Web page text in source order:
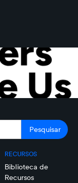
RECURSOS
Biblioteca de
Recursos